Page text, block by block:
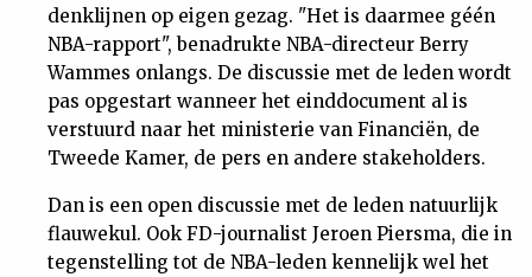
Dossiers
Nieuwsbrief
Contact
denklijnen op eigen gezag. "Het is daarmee géén
NBA-rapport", benadrukte NBA-directeur Berry
Wammes onlangs. De discussie met de leden wordt
pas opgestart wanneer het einddocument al is
verstuurd naar het ministerie van Financiën, de
Tweede Kamer, de pers en andere stakeholders.
Dan is een open discussie met de leden natuurlijk
flauwekul. Ook FD-journalist Jeroen Piersma, die in
tegenstelling tot de NBA-leden kennelijk wel het